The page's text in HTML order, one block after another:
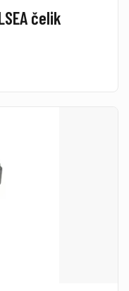
čelik